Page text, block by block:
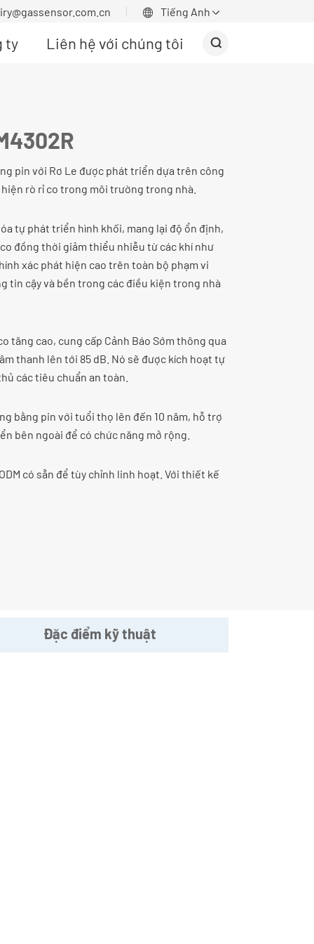
 Tiếng Anh 
ty Liên hệ với chúng tôi 
pin với Rơ Le được phát triển dựa trên công
rò rỉ co trong môi trường trong nhà.
tự phát triển hình khối, mang lại độ ổn định,
đồng thời giảm thiểu nhiễu từ các khí như
xác phát hiện cao trên toàn bộ phạm vi
tin cậy và bền trong các điều kiện trong nhà
tăng cao, cung cấp Cảnh Báo Sớm thông qua
thanh lên tới 85 dB. Nó sẽ được kích hoạt tự
các tiêu chuẩn an toàn.
bằng pin với tuổi thọ lên đến 10 năm, hỗ trợ
bên ngoài để có chức năng mở rộng.
có sẵn để tùy chỉnh linh hoạt. Với thiết kế
Đặc điểm kỹ thuật